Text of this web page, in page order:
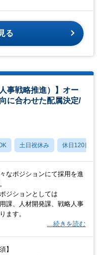
る
事戦略推進）】オー
に合わせた配属決定/
土日祝休み 休日120日以上
なポジションにて採用を進
ジションとしては
用課、人材開発課、戦略人事
ます。
…続きを読む
】